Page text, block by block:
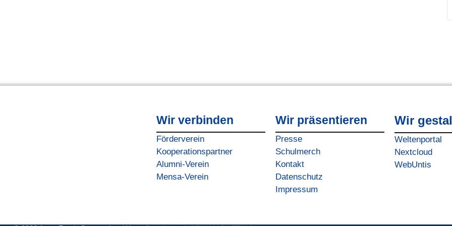
Wir verbinden
Förderverein
Kooperationspartner
Alumni-Verein
Mensa-Verein
Wir präsentieren
Presse
Schulmerch
Kontakt
Datenschutz
Impressum
Wir
Weltenportal
Nextcloud
WebUntis